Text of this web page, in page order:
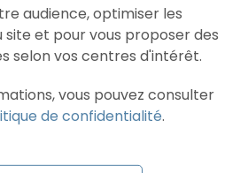
audience, optimiser les
et pour vous proposer des
selon vos centres d'intérêt.
vous pouvez consulter
de confidentialité.